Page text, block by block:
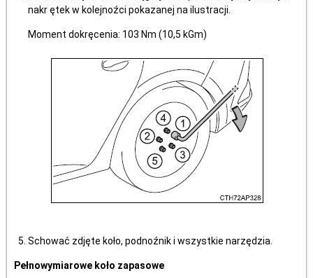
nakr ętek w kolejnoźci pokazanej na ilustracji.
Moment dokręcenia: 103 Nm (10,5 kGm)
Schować zdjęte koło, podnoźnik i wszystkie narzędzia.
Pełnowymiarowe koło zapasowe